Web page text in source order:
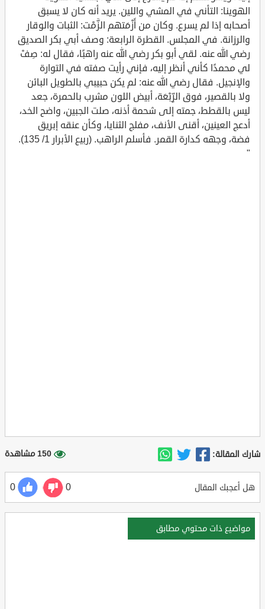
الهوينا: التأني في المشي واللين. يريد أنه كان لا يسبق
أصحابه إذا لم يسرع. وكان من أَزْمَتهم الزَّمْت: الثبات والوقار
والرزانة. في المجلس. القطرة الرابعة: وصف أبي بكر الصديق
رضي الله عنه. لقي أبو بكر رضي الله عنه راهبًا، فقال له: صِفْ
لي محمدًا كأني أنظر إليه، فإني رأيت صفته في التوارة
والإنجيل. فقال رضي الله عنه: لم يكن حبيبي بالطويل البائن
ولا بالقصير، فوق الرِّبْعَة، أبيض اللون مشرب بالحمرة، جعد
ليس بالقطط، جمته إلى شحمة أذنه، صلت الجبين، واضح الخد،
أدعج العينين، أقنى الأنف، مفلج الثنايا، وكأن عنقه إبريق
فضة، وجهه كدارة القمر. فأسلم الراهب. (ربيع الأبرار 1/ 135).
"
شارك المقالة: 150 مشاهدة
هل أعجبك المقال 0
0
مواضيع ذات محتوي مطابق